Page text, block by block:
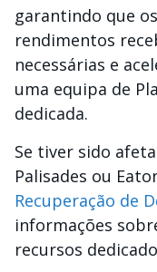
garantindo que
rendimentos
necessárias e
uma equipa de
dedicada.
Se tiver sido
Palisades ou
Recuperação de
informações
recursos